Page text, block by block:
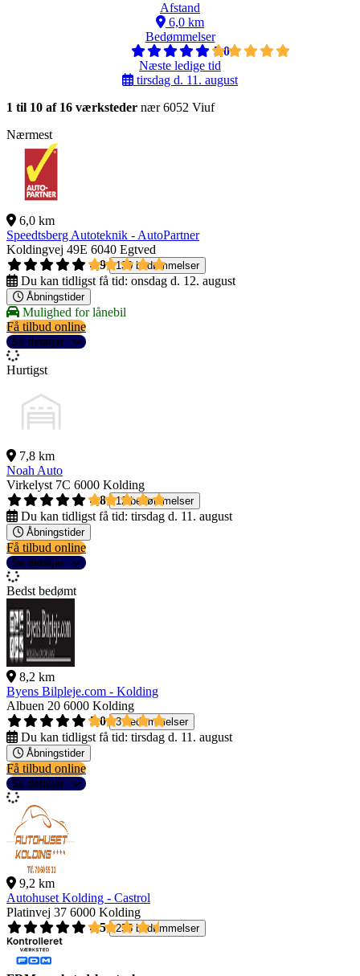
Afstand
6,0 km
Bedømmelser
5,0
Næste ledige tid
tirsdag d. 11. august
1 til 10 af 16 værksteder nær 6052 Viuf
Nærmest
6,0 km
Speedtsberg Autoteknik - AutoPartner
Koldingvej 49E 6040 Egtved
4,9
130 bedømmelser
Du kan tidligst få tid: onsdag d. 12. august
Åbningstider
Mulighed for lånebil
Få tilbud online
Se detaljer
Hurtigst
7,8 km
Noah Auto
Virkelyst 7C 6000 Kolding
4,8
12 bedømmelser
Du kan tidligst få tid: tirsdag d. 11. august
Åbningstider
Få tilbud online
Se detaljer
Bedst bedømt
8,2 km
Byens Bilpleje.com - Kolding
Albuen 20 6000 Kolding
5,0
3 bedømmelser
Du kan tidligst få tid: tirsdag d. 11. august
Åbningstider
Få tilbud online
Se detaljer
9,2 km
Autohuset Kolding - Castrol
Platinvej 37 6000 Kolding
4,5
255 bedømmelser